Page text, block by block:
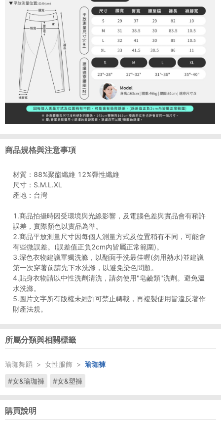
商品規格與注意事項
材質：88%聚酯纖維 12%彈性纖維
尺寸：S.M.L.XL
產地：台灣
1.商品拍攝時因受環境與光線影響，及電腦色差與實品會有稍許
誤差，實際顏色以實品為準。
2.商品平放測量尺寸因每個人測量方式及位置稍有不同，可能會
有些微誤差。(誤差值正負2cm內皆屬正常範圍)。
3.深色衣物建議單獨洗滌，以翻面手洗最佳喔(勿用熱水)並建議
第一次穿著前請先下水洗滌，以避免染色問題。
4.貼身衣物請以中性洗劑清洗，請勿使用"皂鹼類"洗劑。避免溫
水洗滌。
5.圖片文字所有版權未經許可禁止轉載，再複製使用皆違反著作
財產法規。
所屬分類與相關標籤
瑜珈舞蹈 > 女性服飾 > 瑜珈褲
#女&瑜珈褲
#女&塑褲
購買說明